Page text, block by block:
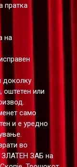
пратка
на
доколку
оштетен или
само
и е уредно
во
ЗАБ на